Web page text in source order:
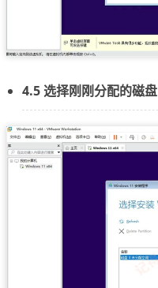
4.5 选择刚刚分配的磁盘